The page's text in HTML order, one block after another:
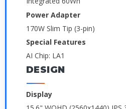
Power Adapter
170W Slim Tip (3-pin)
Special Features
AI Chip: LA1
DESIGN
Display